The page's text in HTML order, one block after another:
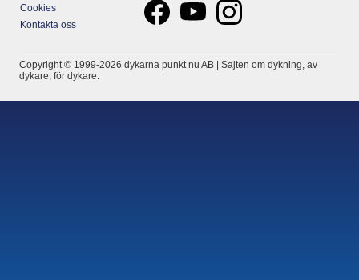
Cookies
Kontakta oss
Copyright © 1999-2026 dykarna punkt nu AB | Sajten om dykning, av
dykare, för dykare.